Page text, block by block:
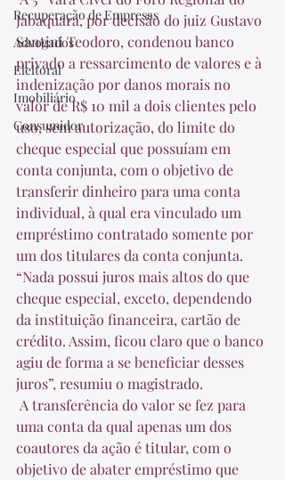
Recuperação de Empresas
Advogados
Eleitoral
Imobiliário
Consumidor
Jabaquara, por decisão do juiz Gustavo
Santini Teodoro, condenou banco
privado a ressarcimento de valores e à
indenização por danos morais no
valor de R$ 10 mil a dois clientes pelo
uso, sem autorização, do limite do
cheque especial que possuíam em
conta conjunta, com o objetivo de
transferir dinheiro para uma conta
individual, à qual era vinculado um
empréstimo contratado somente por
um dos titulares da conta conjunta.
“Nada possui juros mais altos do que
cheque especial, exceto, dependendo
da instituição financeira, cartão de
crédito. Assim, ficou claro que o banco
agiu de forma a se beneficiar desses
juros”, resumiu o magistrado.
uma conta da qual apenas um dos
coautores da ação é titular, com o
objetivo de abater empréstimo que